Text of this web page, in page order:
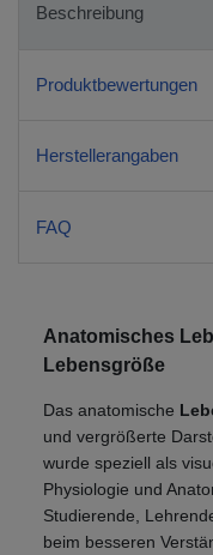
Beschreibung
Produktbewertungen
Herstellerangaben
FAQ
Anatomisches
Lebensgröße
Das anatomische
und vergrößerte
wurde speziell als
Physiologie und
Studierende,
beim besseren